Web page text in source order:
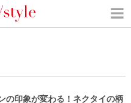
の印象が変わる！ネクタイの柄